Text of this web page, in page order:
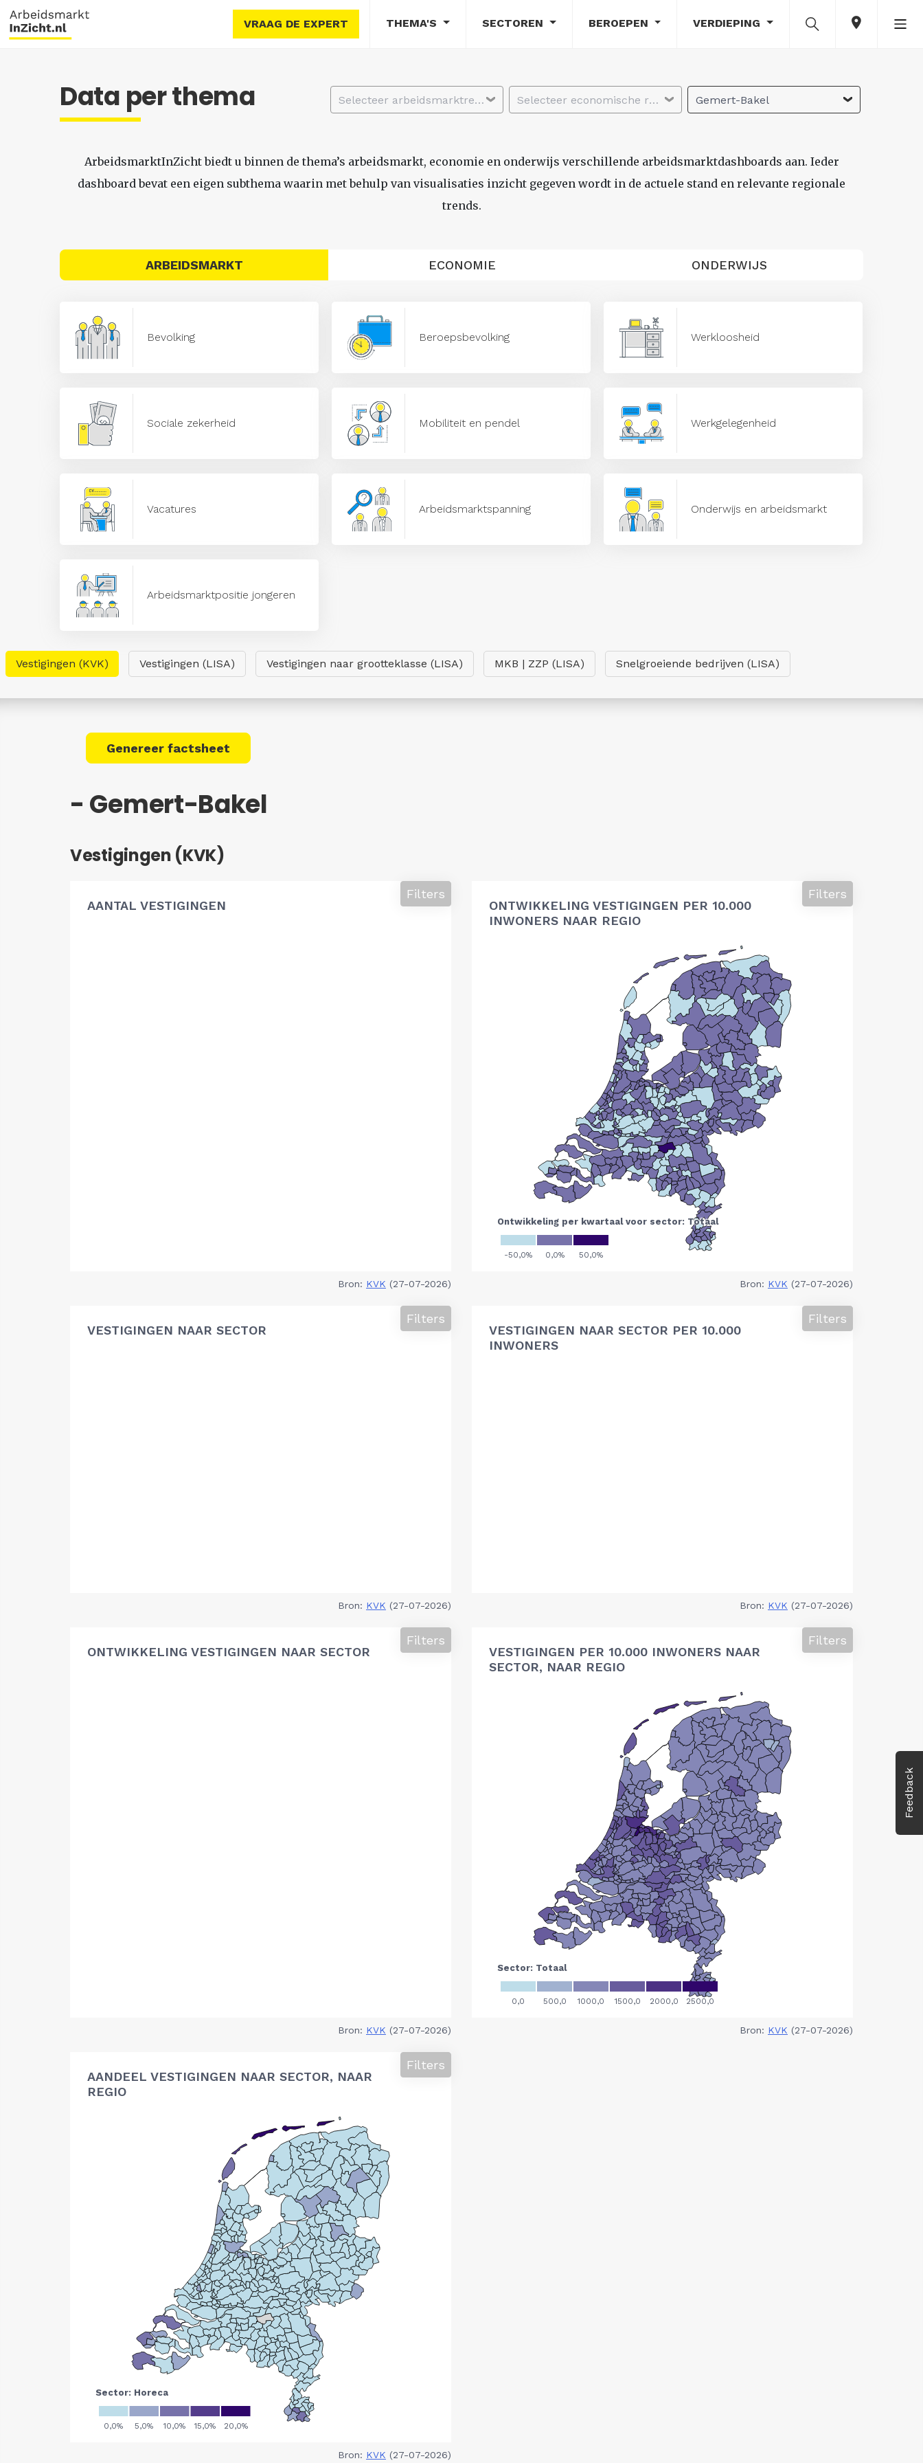
VRAAG DE EXPERT THEMA'S SECTOREN BEROEPEN VERDIEPING
Feedback
Data per thema Selecteer arbeidsmarktregio Selecteer economische regio Gemert-Bakel
ArbeidsmarktInZicht biedt u binnen de thema’s arbeidsmarkt, economie en onderwijs verschillende arbeidsmarktdashboards aan. Ieder
dashboard bevat een eigen subthema waarin met behulp van visualisaties inzicht gegeven wordt in de actuele stand en relevante regionale
trends.
ARBEIDSMARKT ECONOMIE ONDERWIJS
Bevolking Beroepsbevolking Werkloosheid
Sociale zekerheid Mobiliteit en pendel Werkgelegenheid
Vacatures Arbeidsmarktspanning Onderwijs en arbeidsmarkt
Arbeidsmarktpositie jongeren
Vestigingen (KVK) Vestigingen (LISA) Vestigingen naar grootteklasse (LISA) MKB | ZZP (LISA) Snelgroeiende bedrijven (LISA)
Genereer factsheet
- Gemert-Bakel
Vestigingen (KVK)
AANTAL VESTIGINGEN
Filters
Bron: KVK (27-07-2026)
ONTWIKKELING VESTIGINGEN PER 10.000
INWONERS NAAR REGIO
Filters
Bron: KVK (27-07-2026)
VESTIGINGEN NAAR SECTOR
Filters
Bron: KVK (27-07-2026)
VESTIGINGEN NAAR SECTOR PER 10.000
INWONERS
Filters
Bron: KVK (27-07-2026)
ONTWIKKELING VESTIGINGEN NAAR SECTOR
Filters
Bron: KVK (27-07-2026)
VESTIGINGEN PER 10.000 INWONERS NAAR
SECTOR, NAAR REGIO
Filters
Bron: KVK (27-07-2026)
AANDEEL VESTIGINGEN NAAR SECTOR, NAAR
REGIO
Filters
Bron: KVK (27-07-2026)